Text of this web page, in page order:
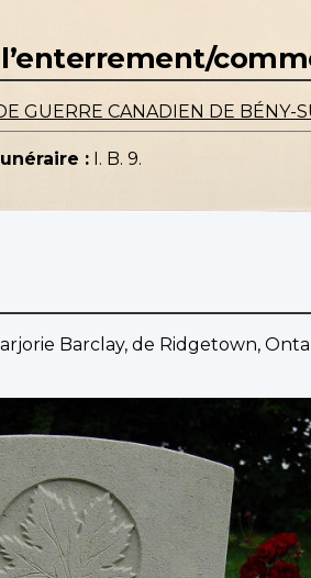
GUERRE CANADIEN DE BÉNY-
: I. B. 9.
Barclay, de Ridgetown,